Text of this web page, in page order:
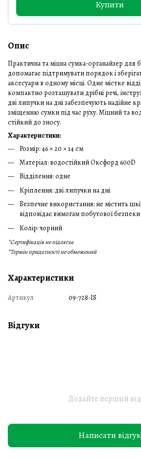
Купити
Опис
Практична та міцна сумка-органайзер для
допомагає підтримувати порядок і
аксесуари в одному місці. Одне містке
компактно розташувати дрібні речі,
дві липучки на дні забезпечують надійне
зміщенню сумки під час руху. Міцний та
стійкий до зносу.
Характеристики:
Розмір: 46 × 20 × 14 см
Матеріал: водостійкий Оксфорд 600D
Відділення: одне
Кріплення: дві липучки на дні
Безпечне використання: не містить
відповідає вимогам побутової безпеки
Колір: чорний
*Сертифікація не підлягає
*Термін придатності не обмежений
Характеристики
Артикул 09-728-IS
Відгуки
Додайте перший
Написати відгук